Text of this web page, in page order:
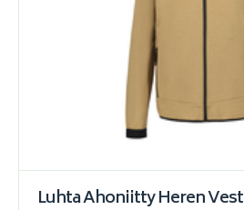
Luhta Ahoniitty Heren Vest